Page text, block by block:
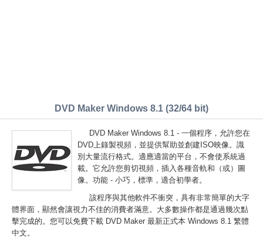
DVD Maker Windows 8.1 (32/64 bit)
DVD Maker Windows 8.1 - 一個程序，允許您在
DVD上錄製視頻，並提供幫助並創建ISO映像。識
別大量流行格式。適應適當的平台，不會使系統過
載。它允許您剪切視頻，插入各種音軌和（或）圖
像。功能 - 小巧，標準，適合初學者。
該程序與其他軟件不衝突，具有非常簡單的大字
體界面，顯然會讓視力不佳的消費者滿意。大多數操作都是通過幾次點
擊完成的。您可以免費下載 DVD Maker 最新正式本 Windows 8.1 繁體
中文。